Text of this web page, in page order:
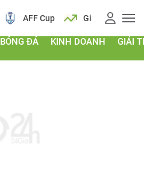
AFF Cup Giá vàng
BÓNG ĐÁ KINH DOANH GIẢI